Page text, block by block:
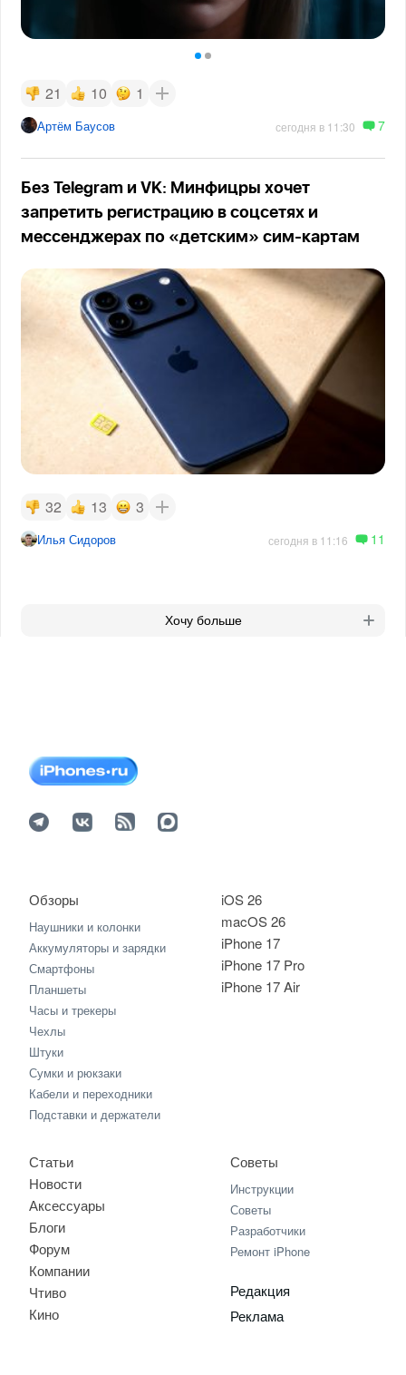
21 10 1
Артём Баусов сегодня в 11:30 7
Без Telegram и VK: Минфицры хочет
запретить регистрацию в соцсетях и
мессенджерах по «детским» сим-картам
32 13 3
Илья Сидоров сегодня в 11:16 11
Хочу больше
iOS 26
macOS 26
iPhone 17
iPhone 17 Pro
iPhone 17 Air
Обзоры
Наушники и колонки
Аккумуляторы и зарядки
Смартфоны
Планшеты
Часы и трекеры
Чехлы
Штуки
Сумки и рюкзаки
Кабели и переходники
Подставки и держатели
Статьи
Новости
Аксессуары
Блоги
Форум
Компании
Чтиво
Кино
Советы
Инструкции
Советы
Разработчики
Ремонт iPhone
Редакция
Реклама